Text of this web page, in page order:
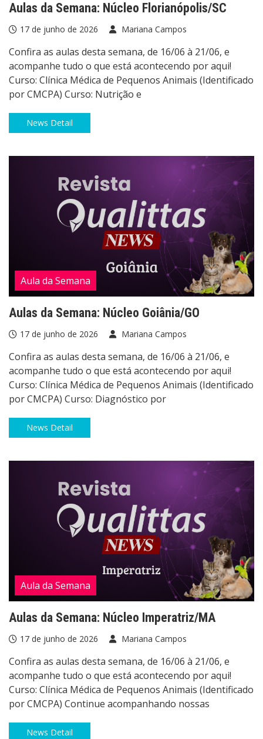
Aulas da Semana: Núcleo Florianópolis/SC
17 de junho de 2026 Mariana Campos
Confira as aulas desta semana, de 16/06 à 21/06, e
acompanhe tudo o que está acontecendo por aqui!
Curso: Clínica Médica de Pequenos Animais (Identificado
por CMCPA) Curso: Nutrição e
News Detail
Aula da Semana
Aulas da Semana: Núcleo Goiânia/GO
17 de junho de 2026 Mariana Campos
Confira as aulas desta semana, de 16/06 à 21/06, e
acompanhe tudo o que está acontecendo por aqui!
Curso: Clínica Médica de Pequenos Animais (Identificado
por CMCPA) Curso: Diagnóstico por
News Detail
Aula da Semana
Aulas da Semana: Núcleo Imperatriz/MA
17 de junho de 2026 Mariana Campos
Confira as aulas desta semana, de 16/06 à 21/06, e
acompanhe tudo o que está acontecendo por aqui!
Curso: Clínica Médica de Pequenos Animais (Identificado
por CMCPA) Continue acompanhando nossas
News Detail